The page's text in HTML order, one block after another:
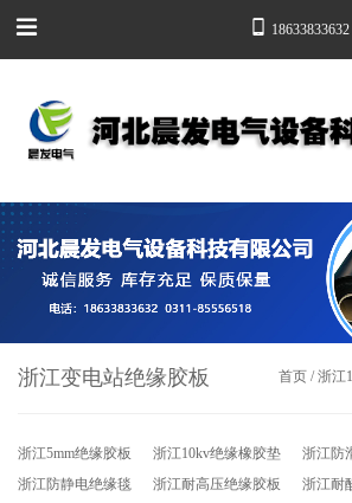
18633833632
浙江变电站绝缘胶板 首页 /浙江
浙江5mm绝缘胶板 浙江10kv绝缘橡胶垫
浙江防
浙江防静电绝缘毯
浙江耐高压绝缘胶板
浙江耐